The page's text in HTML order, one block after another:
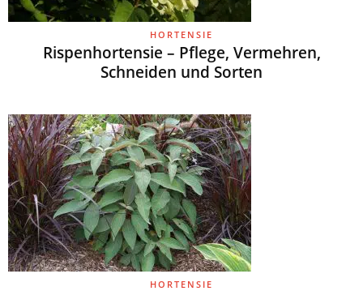
HORTENSIE
Rispenhortensie – Pflege, Vermehren,
Schneiden und Sorten
HORTENSIE